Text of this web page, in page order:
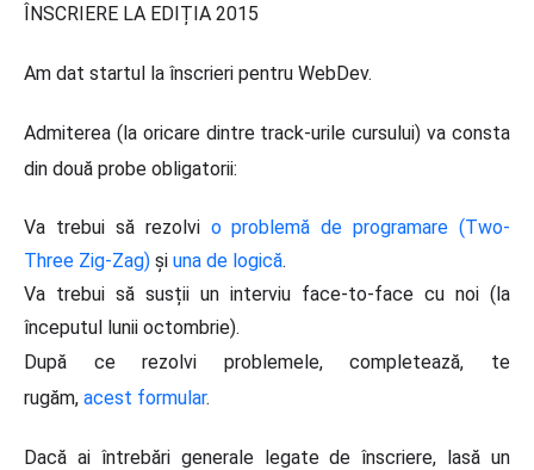
ÎNSCRIERE LA EDIȚIA 2015
Am dat startul la înscrieri pentru WebDev.
Admiterea (la oricare dintre track-urile cursului) va consta
din două probe obligatorii:
Va trebui să rezolvi o problemă de programare (Two-
Three Zig-Zag) și una de logică.
Va trebui să susții un interviu face-to-face cu noi (la
începutul lunii octombrie).
După ce rezolvi problemele, completează, te
rugăm, acest formular.
Dacă ai întrebări generale legate de înscriere, lasă un